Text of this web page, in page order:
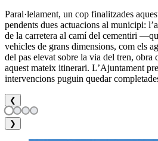
Paral·lelament, un cop finalitzades
pendents dues actuacions al municipi:
de la carretera al camí del cementiri
vehicles de grans dimensions, com els
del pas elevat sobre la via del tren, obra
aquest mateix itinerari. L’Ajuntament
intervencions puguin quedar
❮
❯